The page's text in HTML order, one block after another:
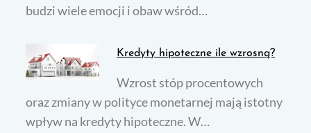
budzi wiele emocji i obaw wśród…
Kredyty hipoteczne ile wzrosną?
Wzrost stóp procentowych
oraz zmiany w polityce monetarnej mają istotny
wpływ na kredyty hipoteczne. W…